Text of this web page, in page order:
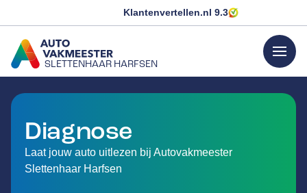
Klantenvertellen.nl 9.3
SLETTENHAAR HARFSEN
GA NAAR DE HOMEPAGINA
menu
Diagnose
Laat jouw auto uitlezen bij Autovakmeester
Slettenhaar Harfsen